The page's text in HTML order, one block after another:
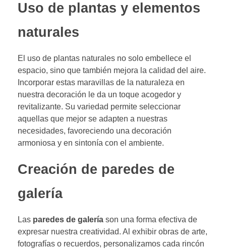
Uso de plantas y elementos
naturales
El uso de plantas naturales no solo embellece el
espacio, sino que también mejora la calidad del aire.
Incorporar estas maravillas de la naturaleza en
nuestra decoración le da un toque acogedor y
revitalizante. Su variedad permite seleccionar
aquellas que mejor se adapten a nuestras
necesidades, favoreciendo una decoración
armoniosa y en sintonía con el ambiente.
Creación de paredes de
galería
Las paredes de galería son una forma efectiva de
expresar nuestra creatividad. Al exhibir obras de arte,
fotografías o recuerdos, personalizamos cada rincón